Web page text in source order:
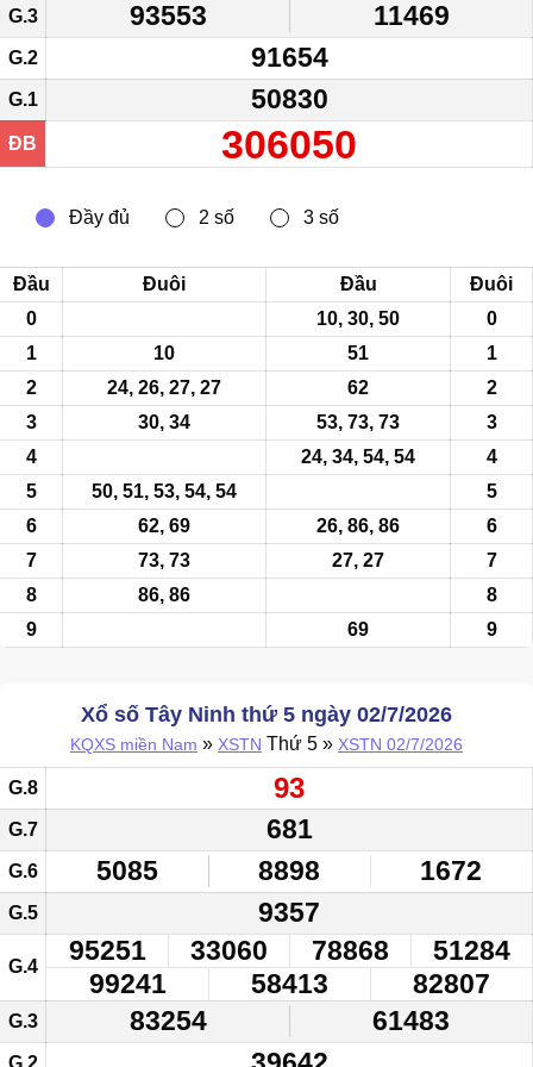
G.3 93553 11469
G.2 91654
G.1 50830
ĐB 306050
Đầu
Đuôi
0
1
10
2
24, 26, 27, 27
3
30, 34
4
5
50, 51, 53, 54, 54
6
62, 69
7
73, 73
8
86, 86
9
Đầu
Đuôi
10, 30, 50
0
51
1
62
2
53, 73, 73
3
24, 34, 54, 54
4
5
26, 86, 86
6
27, 27
7
8
69
9
Xổ số Tây Ninh thứ 5 ngày 02/7/2026
KQXS miền Nam » XSTN Thứ 5 » XSTN 02/7/2026
G.8 93
G.7 681
G.6 5085 8898 1672
G.5 9357
G.4
95251 33060 78868
51284
99241
58413 82807
G.3 83254 61483
G.2